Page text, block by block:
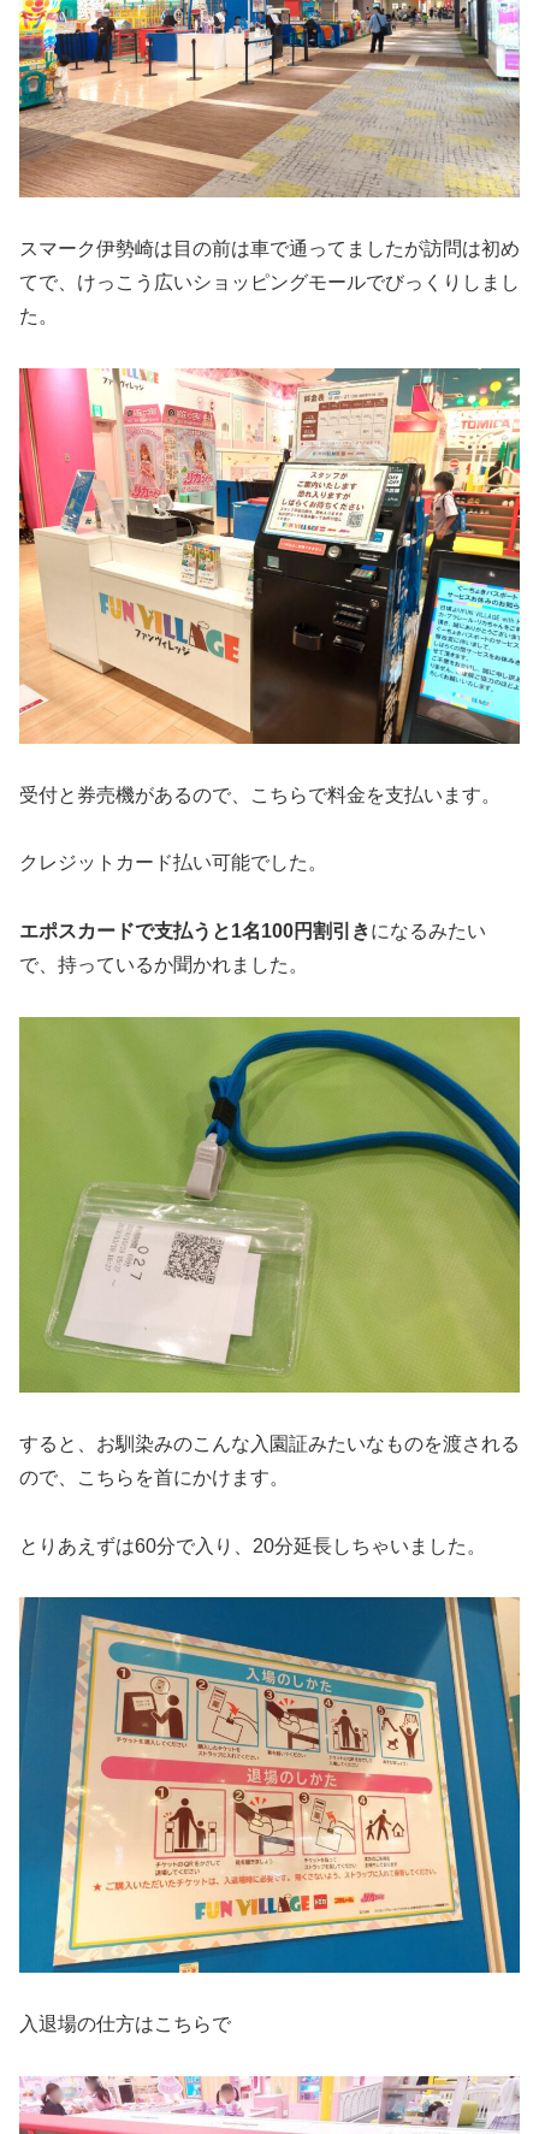
スマーク伊勢崎は目の前は車で通ってましたが訪問は初め
てで、けっこう広いショッピングモールでびっくりしまし
た。
受付と券売機があるので、こちらで料金を支払います。
クレジットカード払い可能でした。
エポスカードで支払うと1名100円割引きになるみたい
で、持っているか聞かれました。
すると、お馴染みのこんな入園証みたいなものを渡される
ので、こちらを首にかけます。
とりあえずは60分で入り、20分延長しちゃいました。
入退場の仕方はこちらで